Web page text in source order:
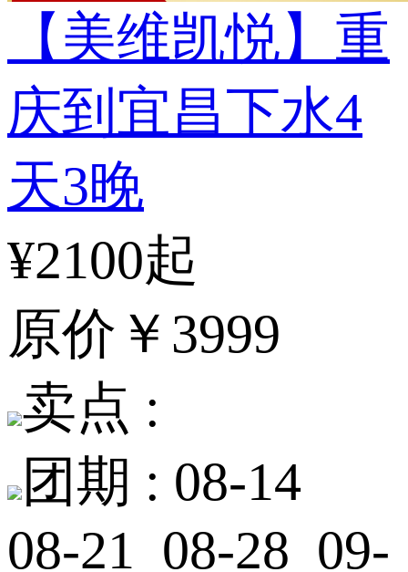
【美维凯悦】重
庆到宜昌下水4
天3晚
¥2100起
原价 ￥3999
卖点 :
团期 : 08-14
08-21 08-28 09-